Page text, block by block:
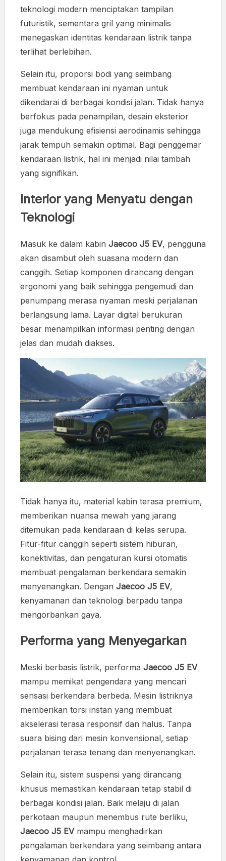
teknologi modern menciptakan tampilan
futuristik, sementara gril yang minimalis
menegaskan identitas kendaraan listrik tanpa
terlihat berlebihan.
Selain itu, proporsi bodi yang seimbang
membuat kendaraan ini nyaman untuk
dikendarai di berbagai kondisi jalan. Tidak hanya
berfokus pada penampilan, desain eksterior
juga mendukung efisiensi aerodinamis sehingga
jarak tempuh semakin optimal. Bagi penggemar
kendaraan listrik, hal ini menjadi nilai tambah
yang signifikan.
Interior yang Menyatu dengan
Teknologi
Masuk ke dalam kabin Jaecoo J5 EV, pengguna
akan disambut oleh suasana modern dan
canggih. Setiap komponen dirancang dengan
ergonomi yang baik sehingga pengemudi dan
penumpang merasa nyaman meski perjalanan
berlangsung lama. Layar digital berukuran
besar menampilkan informasi penting dengan
jelas dan mudah diakses.
Tidak hanya itu, material kabin terasa premium,
memberikan nuansa mewah yang jarang
ditemukan pada kendaraan di kelas serupa.
Fitur-fitur canggih seperti sistem hiburan,
konektivitas, dan pengaturan kursi otomatis
membuat pengalaman berkendara semakin
menyenangkan. Dengan Jaecoo J5 EV,
kenyamanan dan teknologi berpadu tanpa
mengorbankan gaya.
Performa yang Menyegarkan
Meski berbasis listrik, performa Jaecoo J5 EV
mampu memikat pengendara yang mencari
sensasi berkendara berbeda. Mesin listriknya
memberikan torsi instan yang membuat
akselerasi terasa responsif dan halus. Tanpa
suara bising dari mesin konvensional, setiap
perjalanan terasa tenang dan menyenangkan.
Selain itu, sistem suspensi yang dirancang
khusus memastikan kendaraan tetap stabil di
berbagai kondisi jalan. Baik melaju di jalan
perkotaan maupun menembus rute berliku,
Jaecoo J5 EVmampu menghadirkan
pengalaman berkendara yang seimbang antara